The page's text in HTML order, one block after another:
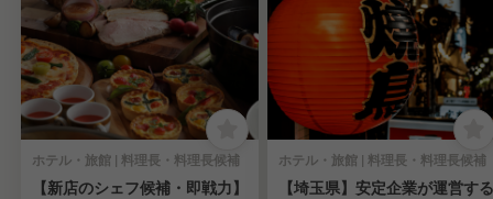
ホテル・旅館 | 料理長・料理長候補
【新店のシェフ候補・即戦力】
ホテル・旅館 | 料理長・料理長候補
【埼玉県】安定企業が運営する